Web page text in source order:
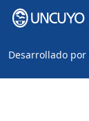
Desarrollado por